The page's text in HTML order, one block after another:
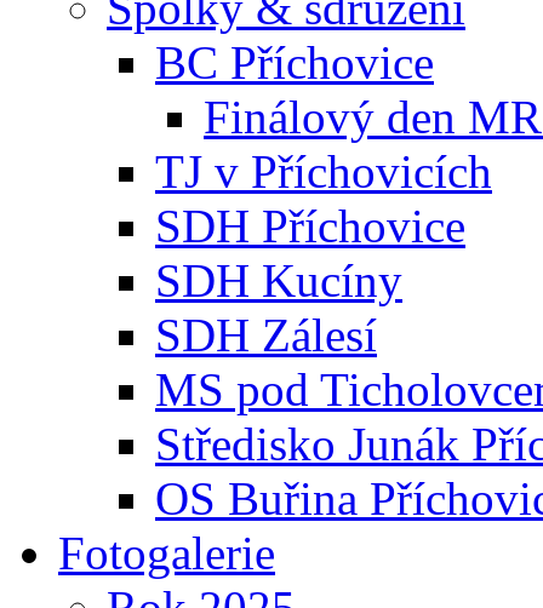
BC Příchovice
Finálový den
TJ v Příchovicích
SDH Příchovice
SDH Kucíny
SDH Zálesí
MS pod
Středisko Junák
OS Buřina
Fotogalerie